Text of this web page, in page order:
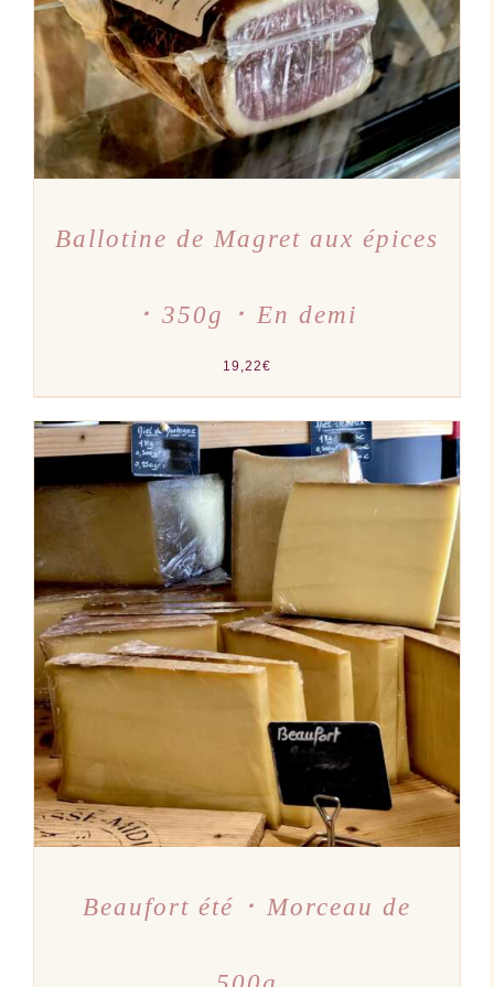
Ballotine de Magret aux épices
･ 350g ･ En demi
19,22€
AJOUTER AU PANIER
/
DÉTAILS
Beaufort été ･ Morceau de